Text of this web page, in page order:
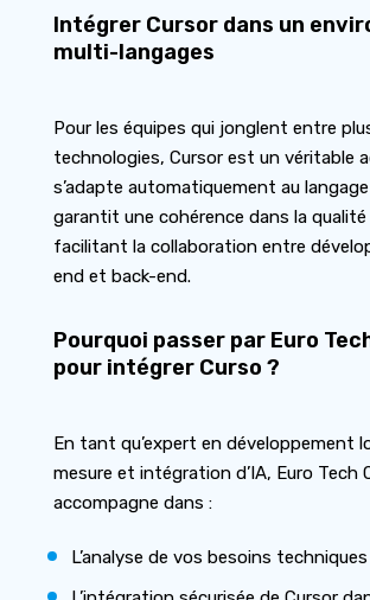
Intégrer Cursor dans un
multi-langages
Pour les équipes qui jonglent entre
technologies, Cursor est un véritable
s’adapte automatiquement au
garantit une cohérence dans la qualité
facilitant la collaboration entre
end et back-end.
Pourquoi passer par Euro
pour intégrer Curso ?
En tant qu’expert en développement
mesure et intégration d’IA, Euro Tech
accompagne dans :
L’analyse de vos besoins techniques